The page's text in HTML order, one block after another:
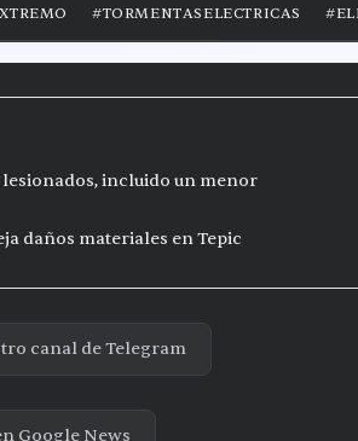
lesionados, incluido un menor
daños materiales en Tepic
canal de Telegram
Google News